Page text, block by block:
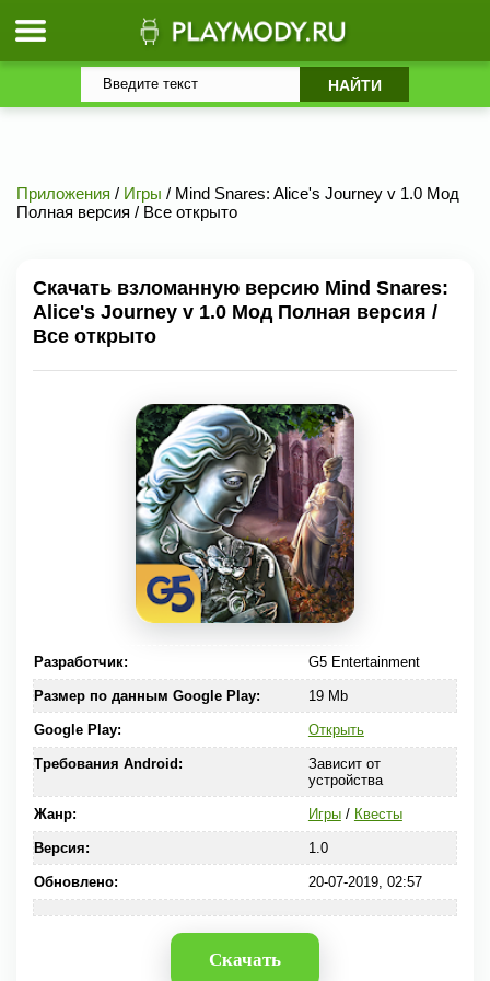
Приложения / Игры / Mind Snares: Alice's Journey v 1.0 Мод
Полная версия / Все открыто
Скачать взломанную версию Mind Snares:
Alice's Journey v 1.0 Мод Полная версия /
Все открыто
Разработчик: G5 Entertainment
Размер по данным Google Play: 19 Mb
Google Play: Открыть
Требования Android:
Зависит от
устройства
Жанр: Игры/ Квесты
Версия: 1.0
Обновлено: 20-07-2019, 02:57
Скачать